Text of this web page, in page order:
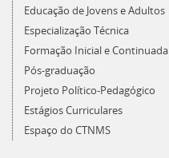
Educação de Jovens e Adultos
Especialização Técnica
Formação Inicial e Continuada
Pós-graduação
Projeto Político-Pedagógico
Estágios Curriculares
Espaço do CTNMS